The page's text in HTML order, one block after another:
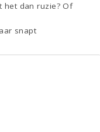
het dan ruzie? Of
snapt